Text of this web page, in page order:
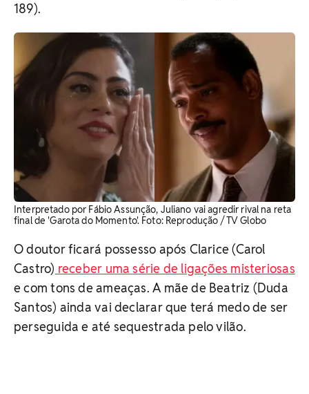
189).
Interpretado por Fábio Assunção, Juliano vai agredir rival na reta
final de 'Garota do Momento'. ​Foto: Reprodução / TV Globo
O doutor ficará possesso após Clarice (Carol
Castro) receber uma série de ligações misteriosas
e com tons de ameaças. A mãe de Beatriz (Duda
Santos) ainda vai declarar que terá medo de ser
perseguida e até sequestrada pelo vilão.